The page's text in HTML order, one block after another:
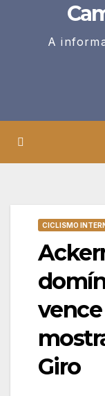
A
CICLISMO
Giro